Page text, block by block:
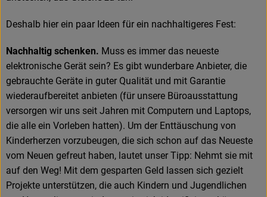
Deshalb hier ein paar Ideen für ein nachhaltigeres Fest:
Nachhaltig schenken. Muss es immer das neueste
elektronische Gerät sein? Es gibt wunderbare Anbieter, die
gebrauchte Geräte in guter Qualität und mit Garantie
wiederaufbereitet anbieten (für unsere Büroausstattung
versorgen wir uns seit Jahren mit Computern und Laptops,
die alle ein Vorleben hatten). Um der Enttäuschung von
Kinderherzen vorzubeugen, die sich schon auf das Neueste
vom Neuen gefreut haben, lautet unser Tipp: Nehmt sie mit
auf den Weg! Mit dem gesparten Geld lassen sich gezielt
Projekte unterstützen, die auch Kindern und Jugendlichen